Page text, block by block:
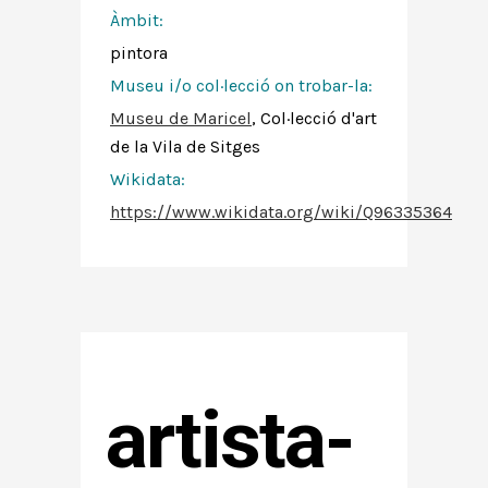
Àmbit:
pintora
Museu i/o col·lecció on trobar-la:
Museu de Maricel, Col·lecció d'art
de la Vila de Sitges
Wikidata:
https://www.wikidata.org/wiki/Q96335364
artista-